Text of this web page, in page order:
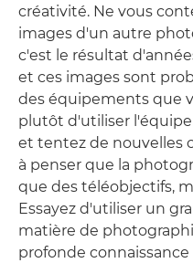
créativité. Ne vous
images d'un autre
c'est le résultat
et ces images sont
des équipements que
plutôt d'utiliser
et tentez de nouvelles
à penser que la
que des téléobjectifs,
Essayez d'utiliser un
matière de
profonde